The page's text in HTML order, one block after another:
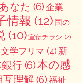
なた (6)企業
情報 (12) 国の
(10) 宣伝チラシ (2)
文学フリマ (4) 新
銀行 (6)本の感
互理解 (6)福祉